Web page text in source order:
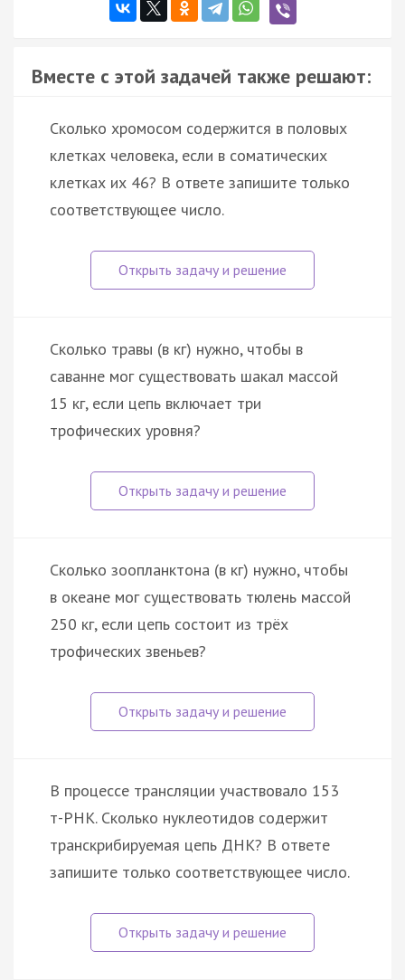
Вместе с этой задачей также решают:
Сколько хромосом содержится в половых
клетках человека, если в соматических
клетках их 46? В ответе запишите только
соответствующее число.
Сколько травы (в кг) нужно, чтобы в
саванне мог существовать шакал массой
15 кг, если цепь включает три
трофических уровня?
Сколько зоопланктона (в кг) нужно, чтобы
в океане мог существовать тюлень массой
250 кг, если цепь состоит из трёх
трофических звеньев?
В процессе трансляции участвовало 153
т-РНК. Сколько нуклеотидов содержит
транскрибируемая цепь ДНК? В ответе
запишите только соответствующее число.